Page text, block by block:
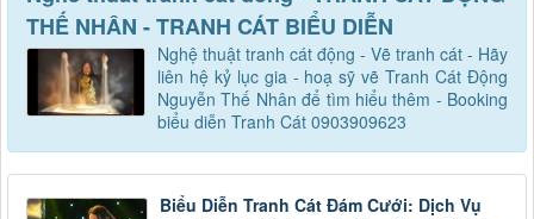
THẾ NHÂN - TRANH CÁT BIỂU DIỄN
Nghệ thuật tranh cát động - Vẽ tranh cát - Hãy
liên hệ kỷ lục gia - hoạ sỹ vẽ Tranh Cát Động
Nguyễn Thế Nhân để tìm hiểu thêm - Booking
biểu diễn Tranh Cát 0903909623
Biểu Diễn Tranh Cát Đám Cưới: Dịch Vụ